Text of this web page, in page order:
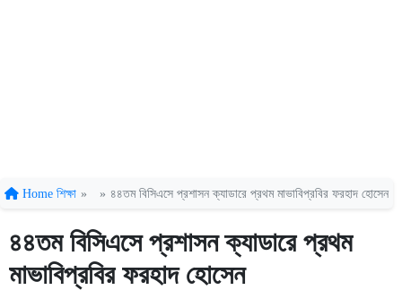
Home শিক্ষা » » ৪৪তম বিসিএসে প্রশাসন ক্যাডারে প্রথম মাভাবিপ্রবির ফরহাদ হোসেন
৪৪তম বিসিএসে প্রশাসন ক্যাডারে প্রথম
মাভাবিপ্রবির ফরহাদ হোসেন